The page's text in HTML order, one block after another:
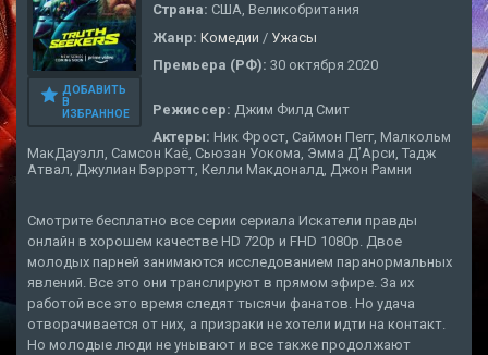
ДОБАВИТЬ
В
ИЗБРАННОЕ
Страна: США, Великобритания
Жанр: Комедии / Ужасы
Премьера (РФ): 30 октября 2020
Режиссер: Джим Филд Смит
Актеры: Ник Фрост, Саймон Пегг, Малкольм
МакДауэлл, Самсон Каё, Сьюзан Уокома, Эмма Д’Арси, Тадж
Атвал, Джулиан Бэррэтт, Келли Макдоналд, Джон Рамни
Смотрите бесплатно все серии сериала Искатели правды
онлайн в хорошем качестве HD 720p и FHD 1080p. Двое
молодых парней занимаются исследованием паранормальных
явлений. Все это они транслируют в прямом эфире. За их
работой все это время следят тысячи фанатов. Но удача
отворачивается от них, а призраки не хотели идти на контакт.
Но молодые люди не унывают и все также продолжают